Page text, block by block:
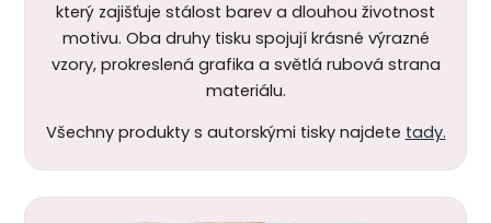
který zajišťuje stálost barev a dlouhou životnost
motivu. Oba druhy tisku spojují krásné výrazné
vzory, prokreslená grafika a světlá rubová strana
materiálu.
Všechny produkty s autorskými tisky najdete tady.